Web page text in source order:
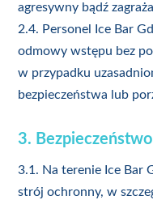
agresywny bądź
2.4. Personel Ice Bar
odmowy wstępu bez
w przypadku
bezpieczeństwa lub
3.
3.1. Na terenie Ice Bar
strój ochronny, w